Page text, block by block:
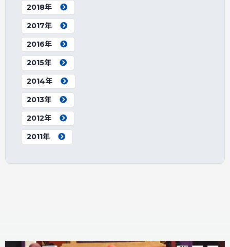
2018年
2017年
2016年
2015年
2014年
2013年
2012年
2011年